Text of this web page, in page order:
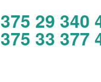
29 340
33 377